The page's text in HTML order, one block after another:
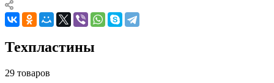
Техпластины
29 товаров